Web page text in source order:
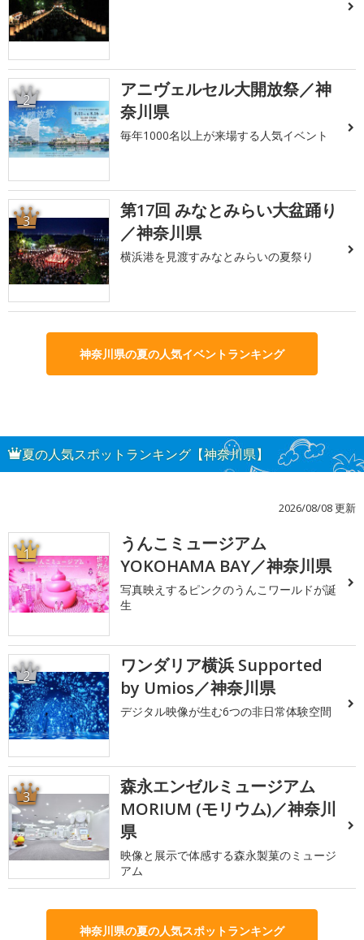
2
アニヴェルセル大開放祭／神
奈川県
毎年1000名以上が来場する人気イベント
3
第17回 みなとみらい大盆踊り
／神奈川県
横浜港を見渡すみなとみらいの夏祭り
神奈川県の夏の人気イベントランキング
夏の人気スポットランキング【神奈川県】
2026/08/08 更新
1
うんこミュージアム
YOKOHAMA BAY／神奈川県
写真映えするピンクのうんこワールドが誕
生
2
ワンダリア横浜 Supported
by Umios／神奈川県
デジタル映像が生む6つの非日常体験空間
3
森永エンゼルミュージアム
MORIUM (モリウム)／神奈川
県
映像と展示で体感する森永製菓のミュージ
アム
神奈川県の夏の人気スポットランキング